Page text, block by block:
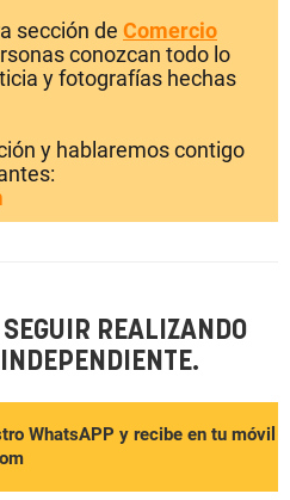
sección de Comercio
conozcan todo lo
y fotografías hechas
y hablaremos contigo
REALIZANDO
WhatsAPP y recibe en tu móvil